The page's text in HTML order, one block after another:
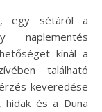
egy sétáról a
naplementés
kínál a
található
keveredése
hidak és a Duna